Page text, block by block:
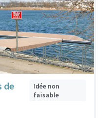
de
Idée non
faisable